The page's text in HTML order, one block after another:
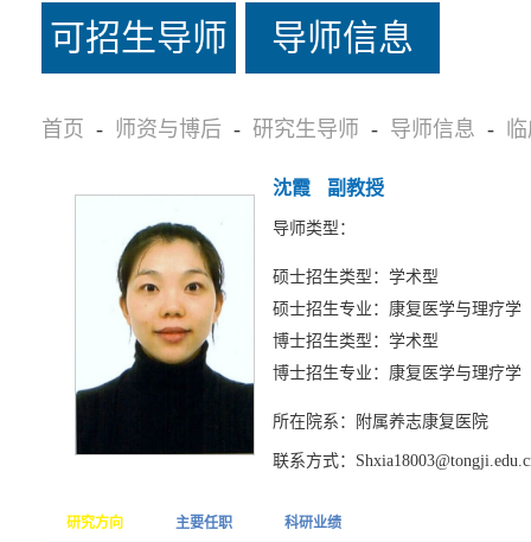
可招生导师
名单
导师信息
首页 - 师资与博后 - 研究生导师 - 导师信息 -
沈霞 副教授
导师类型：
硕士招生类型：学术型
硕士招生专业：康复医学与理疗学
博士招生类型：学术型
博士招生专业：康复医学与理疗学
所在院系：附属养志康复医院
联系方式：
研究方向 主要任职 科研业绩